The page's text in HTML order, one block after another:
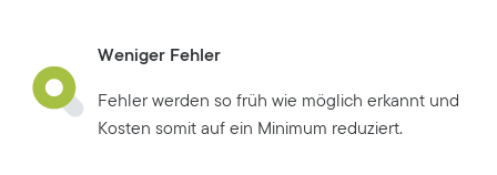
Weniger Fehler
Fehler werden so früh wie möglich erkannt und
Kosten somit auf ein Minimum reduziert.